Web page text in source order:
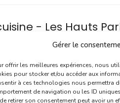
Gérer le
offrir les meilleures expériences, nous
pour stocker et/ou accéder aux
à ces technologies nous permettra
de navigation ou les ID
retirer son consentement peut avoir un
- Les Hauts
2026
Les Hauts
de 14h00 à 17h30, c'est